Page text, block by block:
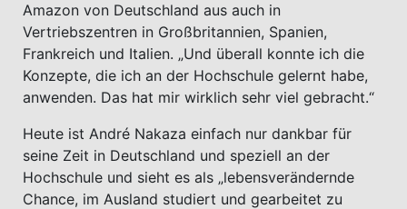
Amazon von Deutschland aus auch in
Vertriebszentren in Großbritannien, Spanien,
Frankreich und Italien. „Und überall konnte ich die
Konzepte, die ich an der Hochschule gelernt habe,
anwenden. Das hat mir wirklich sehr viel gebracht.“
Heute ist André Nakaza einfach nur dankbar für
seine Zeit in Deutschland und speziell an der
Hochschule und sieht es als „lebensverändernde
Chance, im Ausland studiert und gearbeitet zu